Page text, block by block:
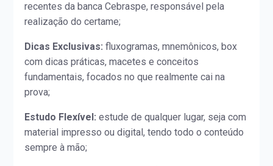
recentes da banca Cebraspe, responsável pela
realização do certame;
Dicas Exclusivas: fluxogramas, mnemônicos, box
com dicas práticas, macetes e conceitos
fundamentais, focados no que realmente cai na
prova;
Estudo Flexível: estude de qualquer lugar, seja com
material impresso ou digital, tendo todo o conteúdo
sempre à mão;